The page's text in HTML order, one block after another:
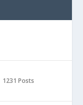
1231 Posts